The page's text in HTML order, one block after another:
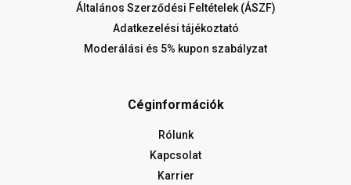
Általános Szerződési Feltételek (ÁSZF)
Adatkezelési tájékoztató
Moderálási és 5% kupon szabályzat
Céginformációk
Rólunk
Kapcsolat
Karrier